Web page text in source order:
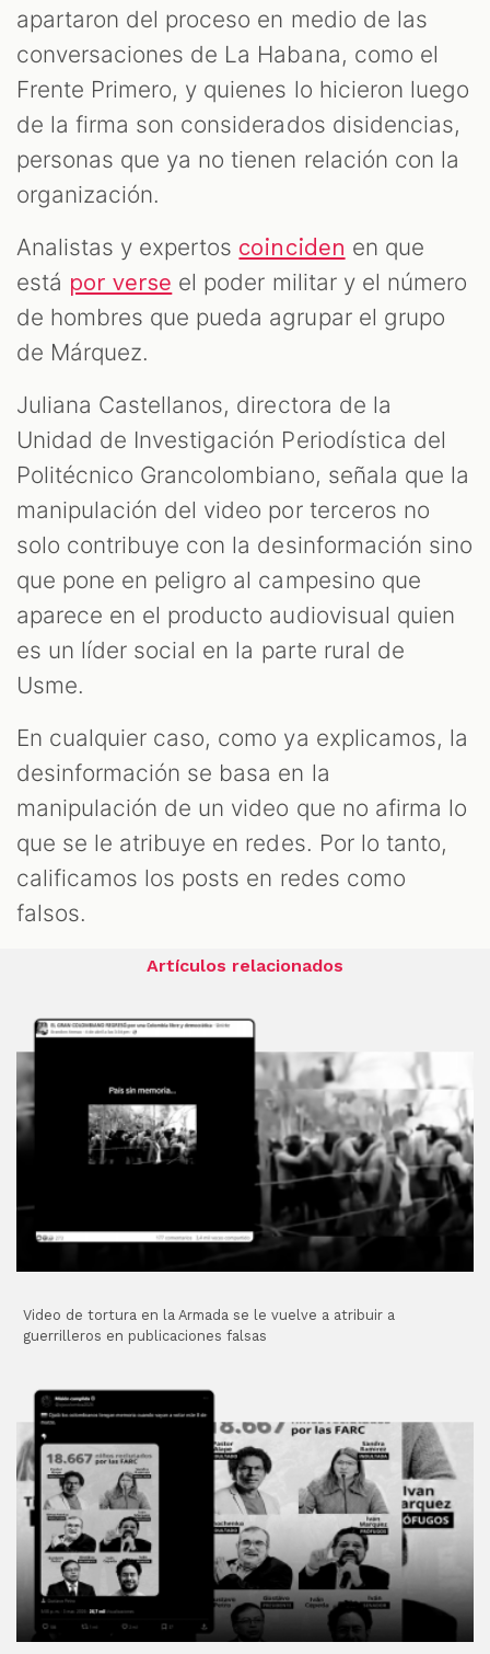
apartaron del proceso en medio de las
conversaciones de La Habana, como el
Frente Primero, y quienes lo hicieron luego
de la firma son considerados disidencias,
personas que ya no tienen relación con la
organización.
Analistas y expertos coinciden en que
está por verse el poder militar y el número
de hombres que pueda agrupar el grupo
de Márquez.
Juliana Castellanos, directora de la
Unidad de Investigación Periodística del
Politécnico Grancolombiano, señala que la
manipulación del video por terceros no
solo contribuye con la desinformación sino
que pone en peligro al campesino que
aparece en el producto audiovisual quien
es un líder social en la parte rural de
Usme.
En cualquier caso, como ya explicamos, la
desinformación se basa en la
manipulación de un video que no afirma lo
que se le atribuye en redes. Por lo tanto,
calificamos los posts en redes como
falsos.
Artículos relacionados
Video de tortura en la Armada se le vuelve a atribuir a
guerrilleros en publicaciones falsas